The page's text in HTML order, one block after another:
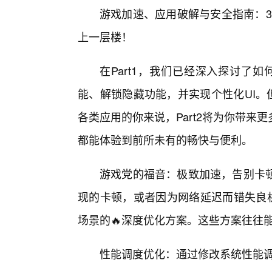
游戏加速、应用破解与安全指南
上一层楼！
在Part1，我们已经深入探讨了如
能、解锁隐藏功能，并实现个性化UI
各类应用的你来说，Part2将为你带来
都能体验到前所未有的畅快与便利。
游戏党的福音：极致加速，告别卡
现的卡顿，或者因为网络延迟而错失
场景的🔥深度优化方案。这些方案往往
性能调度优化：通过修改系统性能